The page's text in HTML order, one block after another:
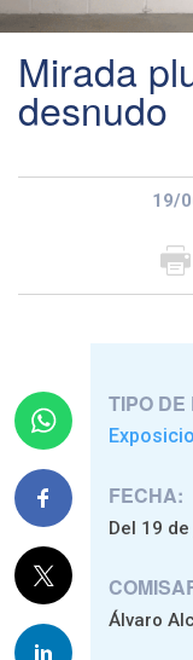
Mirada
desnudo
19/
TIPO DE
FECHA:
Del 19
Álvaro